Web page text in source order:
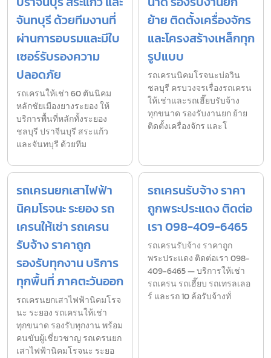
จันทบุรี ด้วยทีมงานที่
ผ่านการอบรมและมีใบ
เซอร์รับรองความ
ปลอดภัย
รถเครนให้เช่า 60 ตันนิคม
หลักชัยเมืองยางระยอง ให้
บริการพื้นที่หลักทั้งระยอง
ชลบุรี ปราจีนบุรี สระแก้ว
และจันทบุรี ด้วยทีม
ย้าย ติดตั้งเครื่องจักร
และโครงสร้างเหล็กทุก
รูปแบบ
รถเครนนิคมโรจนะบ่อวิน
ชลบุรี ครบวงจรเรื่องรถเครน
ให้เช่าและรถเฮี๊ยบรับจ้าง
ทุกขนาด รองรับงานยก ย้าย
ติดตั้งเครื่องจักร และโ
รถเครนยกเสาไฟฟ้า
นิคมโรจนะ ระยอง รถ
เครนให้เช่า รถเครน
รับจ้าง ราคาถูก
รองรับทุกงาน บริการ
ทุกพื้นที่ ภาคตะวันออก
รถเครนยกเสาไฟฟ้านิคมโรจ
นะ ระยอง รถเครนให้เช่า
ทุกขนาด รองรับทุกงาน พร้อม
คนขับผู้เชี่ยวชาญ รถเครนยก
เสาไฟฟ้านิคมโรจนะ ระยอ
รถเครนรับจ้าง ราคา
ถูกพระประแดง ติดต่อ
เรา 098-409-6465
รถเครนรับจ้าง ราคาถูก
พระประแดง ติดต่อเรา 098-
409-6465 — บริการให้เช่า
รถเครน รถเฮี๊ยบ รถเทรลเลอ
ร์ และรถ 10 ล้อรับจ้างทั่